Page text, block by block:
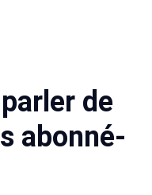
de
abonné-